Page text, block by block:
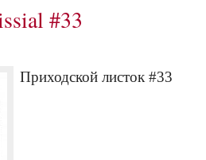
#33
Приходской листок #33